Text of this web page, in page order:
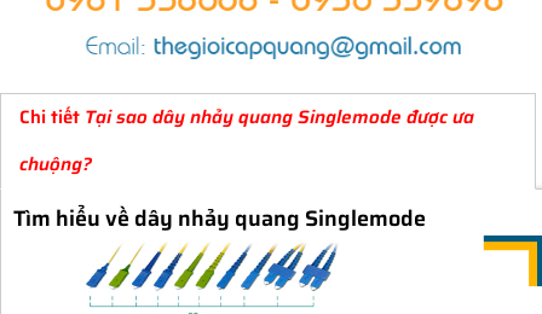
Chi tiết Tại sao dây nhảy quang Singlemode được ưa
chuộng?
Tìm hiểu về dây nhảy quang Singlemode